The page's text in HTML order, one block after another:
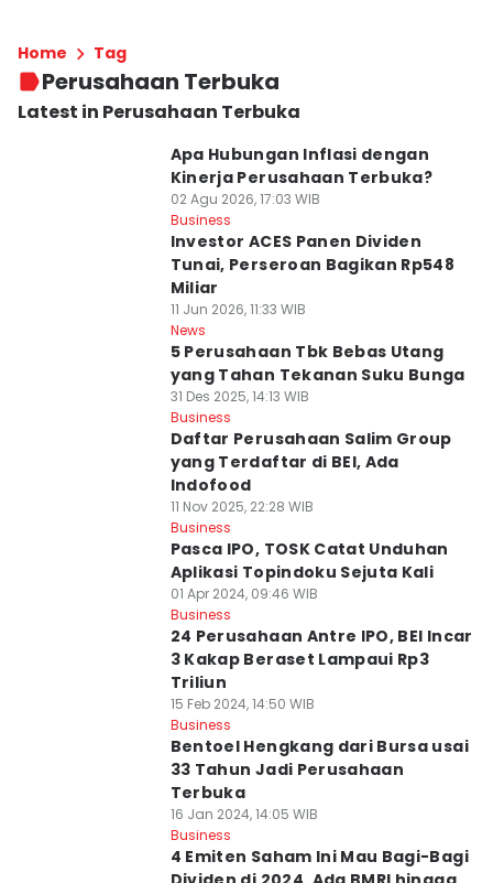
Home Tag
Perusahaan Terbuka
Latest in Perusahaan Terbuka
Apa Hubungan Inflasi dengan
Kinerja Perusahaan Terbuka?
02 Agu 2026, 17:03 WIB
Business
Investor ACES Panen Dividen
Tunai, Perseroan Bagikan Rp548
Miliar
11 Jun 2026, 11:33 WIB
News
5 Perusahaan Tbk Bebas Utang
yang Tahan Tekanan Suku Bunga
31 Des 2025, 14:13 WIB
Business
Daftar Perusahaan Salim Group
yang Terdaftar di BEI, Ada
Indofood
11 Nov 2025, 22:28 WIB
Business
Pasca IPO, TOSK Catat Unduhan
Aplikasi Topindoku Sejuta Kali
01 Apr 2024, 09:46 WIB
Business
24 Perusahaan Antre IPO, BEI Incar
3 Kakap Beraset Lampaui Rp3
Triliun
15 Feb 2024, 14:50 WIB
Business
Bentoel Hengkang dari Bursa usai
33 Tahun Jadi Perusahaan
Terbuka
16 Jan 2024, 14:05 WIB
Business
4 Emiten Saham Ini Mau Bagi-Bagi